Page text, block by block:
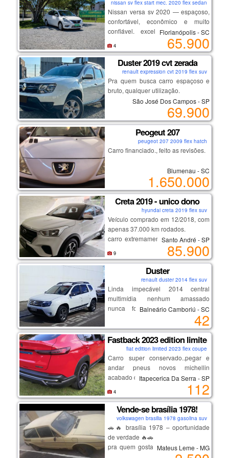
nissan sv flex start mec. 2020 flex sedan
Nissan versa sv 2020 — espaçoso,
confortável, econômico e muito
confiável. excelente opção para
família, aplicativo ou quem busca
um sedã completo com baixo custo
de manutenção.
destaques:
motor 1.6 forte e econômico
excelente espaço interno e porta-
conforto e dirigibilidade
manutenção em dia
carro impecável, sem detalhes
Florianópolis - SC
65.900
4
Duster 2019 cvt zerada
renault expression cvt 2019 flex suv
Pra quem busca carro espaçoso e
bruto, qualquer utilização.
melhor versão, motor sce
indestrutível, corrente de comando.
câmbio cvt imparável, trocas suaves
e consumo baixo.
computador de bordo, modo eco.
rodas de liga, ajuste de bancos,
multimídia e muito mais...
segundo dono, nota de zero,
cautelar 100% sem repintura.
oportunidade de adquirir o melhor
da região, confira!
_______________________
São José Dos Campos - SP
69.900
Peogeut 207
peugeot 207 2009 flex hatch
Carro financiado., feito as revisões.
Blumenau - SC
1.650.000
Creta 2019 - unico dono
hyundai creta 2019 flex suv
Veículo comprado em 12/2018, com
apenas 37.000 km rodados.
carro extremamente bem cuidado e
100% original ,sem retoques de
pintura.
* 80% da quilometragem em estrada
tendo um baixo desgaste.
* rodagem macia, silenciosa e sem
ruídos
* estepe nunca utilizado
* multimídia com apple carplay e
android auto sem fio com camera de
ré
um carro diferenciado , para
pessoas exigentes.
Santo André - SP
85.900
9
Duster
renault duster 2014 flex suv
Linda impecável 2014 central
multimídia nenhum amassado
nunca foi batida lacrada nada
Balneário Camboriú - SC
42
Fastback 2023 edition limited
fiat edition limited 2023 flex coupe
Carro super conservado..pegar e
andar pneus novos michellin
acabado de trocar.
carro de olhar e se apaixonar
aceito troca somente por montana
rsbranca 2024 ou 2025 fora isso
somente venda
Itapecerica Da Serra - SP
112
4
Vende-se brasília 1978!
volkswagen brasilia 1978 gasolina suv
🚗🔥 brasília 1978 – oportunidade
de verdade 🔥🚗
pra quem gosta de carro antigo ou
quer pegar barato pra arrumar e
Mateus Leme - MG